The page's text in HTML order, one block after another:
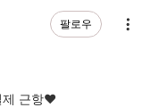
팔로우
제 근항♥